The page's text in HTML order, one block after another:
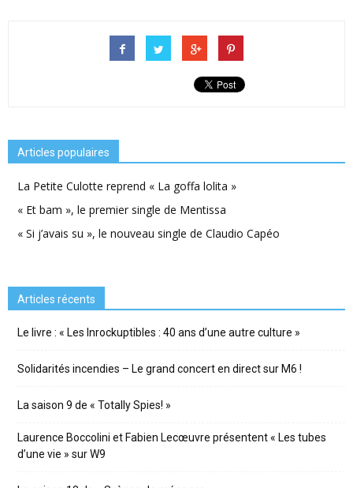
Articles populaires
La Petite Culotte reprend « La goffa lolita »
« Et bam », le premier single de Mentissa
« Si j’avais su », le nouveau single de Claudio Capéo
Articles récents
Le livre : « Les Inrockuptibles : 40 ans d’une autre culture »
Solidarités incendies – Le grand concert en direct sur M6 !
La saison 9 de « Totally Spies! »
Laurence Boccolini et Fabien Lecœuvre présentent « Les tubes
d’une vie » sur W9